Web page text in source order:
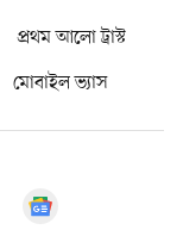
প্রথম আলো ট্রাস্ট
মোবাইল ভ্যাস